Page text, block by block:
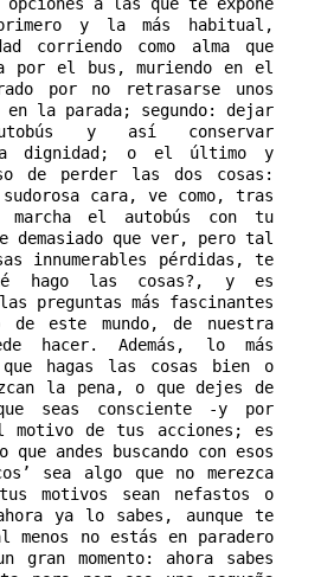
y la más habitual,
corriendo como alma que
el bus, muriendo en el
por no retrasarse unos
en la parada; segundo: dejar
y así conservar
la dignidad; o el último y
de perder las dos cosas:
cara, ve como, tras
el autobús con tu
demasiado que ver, pero tal
innumerables pérdidas, te
hago las cosas?, y es
preguntas más fascinantes
de este mundo, de nuestra
hacer. Además, lo más
hagas las cosas bien o
la pena, o que dejes de
seas consciente -y por
motivo de tus acciones; es
andes buscando con esos
sea algo que no merezca
motivos sean nefastos o
ya lo sabes, aunque te
menos no estás en paradero
gran momento: ahora sabes